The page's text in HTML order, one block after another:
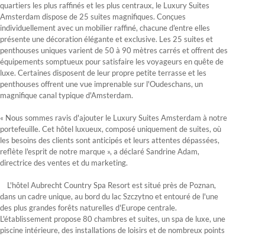
quartiers les plus raffinés et les plus centraux, le Luxury Suites
Amsterdam dispose de 25 suites magnifiques. Conçues
individuellement avec un mobilier raffiné, chacune d'entre elles
présente une décoration élégante et exclusive. Les 25 suites et
penthouses uniques varient de 50 à 90 mètres carrés et offrent des
équipements somptueux pour satisfaire les voyageurs en quête de
luxe. Certaines disposent de leur propre petite terrasse et les
penthouses offrent une vue imprenable sur l'Oudeschans, un
magnifique canal typique d'Amsterdam.
« Nous sommes ravis d'ajouter le Luxury Suites Amsterdam à notre
portefeuille. Cet hôtel luxueux, composé uniquement de suites, où
les besoins des clients sont anticipés et leurs attentes dépassées,
reflète l'esprit de notre marque », a déclaré Sandrine Adam,
directrice des ventes et du marketing.
L'hôtel Aubrecht Country Spa Resort est situé près de Poznan,
dans un cadre unique, au bord du lac Szczytno et entouré de l'une
des plus grandes forêts naturelles d'Europe centrale.
L'établissement propose 80 chambres et suites, un spa de luxe, une
piscine intérieure, des installations de loisirs et de nombreux points